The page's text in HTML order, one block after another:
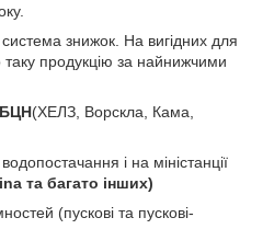
знижок. На вигідних для
продукцію за найнижчими
БЦН(ХЕЛЗ, Ворскла, Кама,
і на міністанції
та багато інших)
(пускові та пускові-